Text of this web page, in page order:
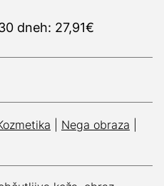
dneh: 27,91€
Nega obraza